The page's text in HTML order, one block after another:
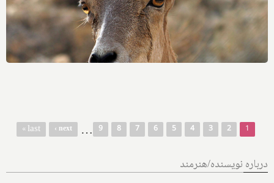
1
2
3
4
5
6
7
8
9
…
next ›
last »
درباره نویسنده/هنرمند